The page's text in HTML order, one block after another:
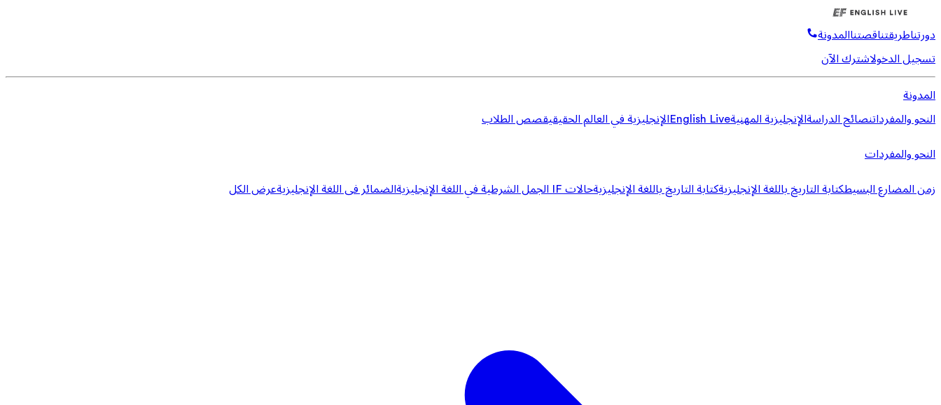
دورتناطريقتناقصتناالمدونة
تسجيل الدخولاشترك الآن
المدونة
النحو والمفرداتنصائح الدراسةالإنجليزية المهنيةEnglish Liveالإنجليزية في العالم الحقيقيقصص الطلاب
النحو والمفردات
زمن المضارع البسيطكتابة التاريخ باللغة الإنجليزيةكتابة التاريخ باللغة الإنجليزيةحالات IF الجمل الشرطية في اللغة الإنجليزية الضمائر فى اللغة الإنجليزيةعرض الكل